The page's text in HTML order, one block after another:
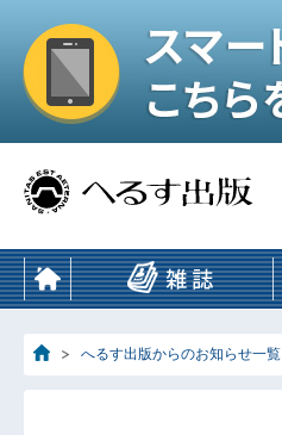
へるす出版からのお知らせ一覧